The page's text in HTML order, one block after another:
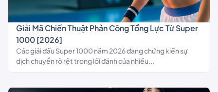
Giải Mã Chiến Thuật Phản Công Tổng Lực Từ Super
1000 [2026]
Các giải đấu Super 1000 năm 2026 đang chứng kiến sự
dịch chuyển rõ rệt trong lối đánh của nhiều...